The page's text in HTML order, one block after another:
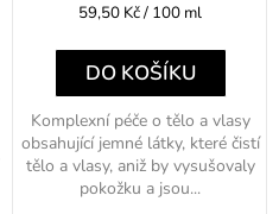
Měrná
59,50 Kč / 100 ml
DO KOŠÍKU
Komplexní péče o tělo a vlasy
obsahující jemné látky, které čistí
tělo a vlasy, aniž by vysušovaly
pokožku a jsou...